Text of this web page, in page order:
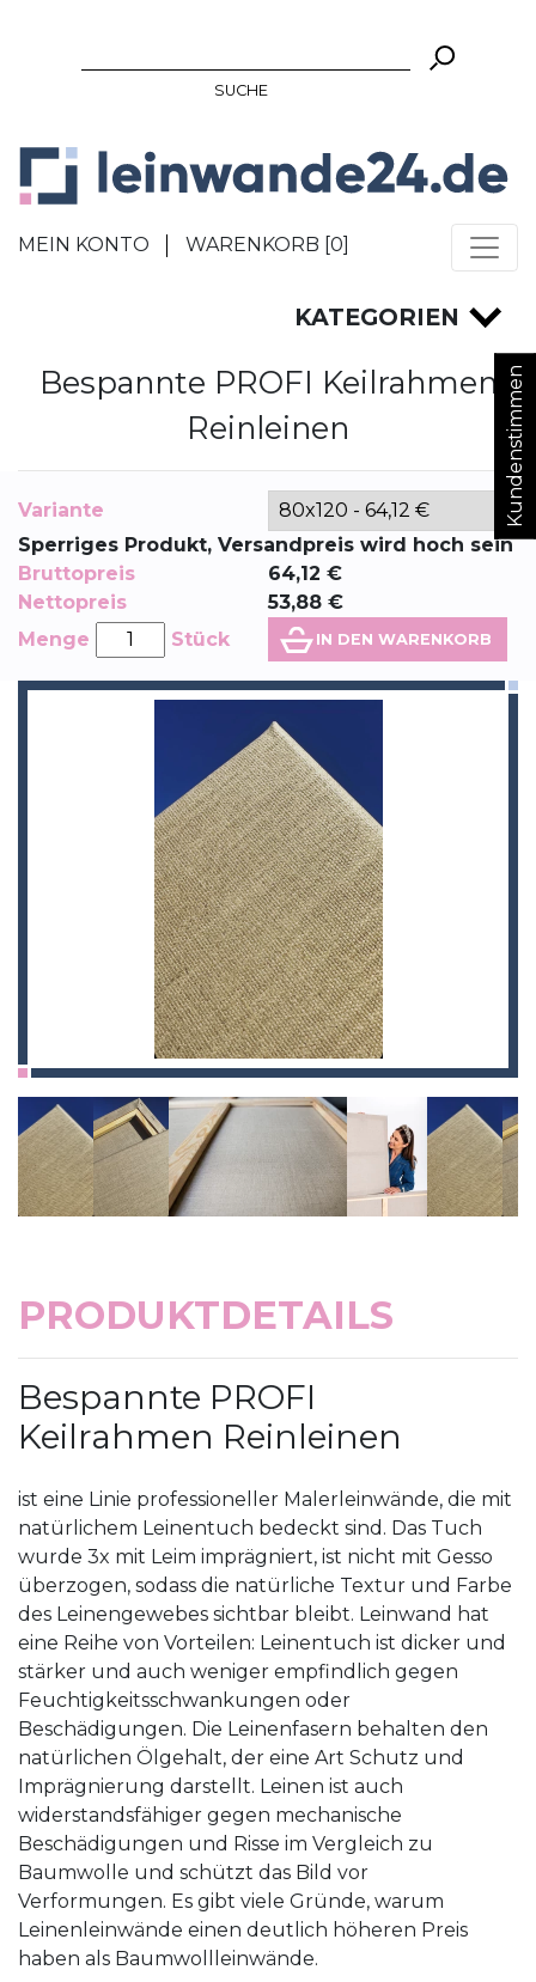
SUCHE
MEIN KONTO WARENKORB [0]
Kundenstimmen
KATEGORIEN
Bespannte PROFI Keilrahmen
Reinleinen
Variante
Sperriges Produkt, Versandpreis wird hoch sein
Bruttopreis
64,12 €
Nettopreis
53,88 €
Menge
Stück IN DEN WARENKORB
PRODUKTDETAILS
Bespannte PROFI
Keilrahmen Reinleinen
ist eine Linie professioneller Malerleinwände, die mit
natürlichem Leinentuch bedeckt sind. Das Tuch
wurde 3x mit Leim imprägniert, ist nicht mit Gesso
überzogen, sodass die natürliche Textur und Farbe
des Leinengewebes sichtbar bleibt. Leinwand hat
eine Reihe von Vorteilen: Leinentuch ist dicker und
stärker und auch weniger empfindlich gegen
Feuchtigkeitsschwankungen oder
Beschädigungen. Die Leinenfasern behalten den
natürlichen Ölgehalt, der eine Art Schutz und
Imprägnierung darstellt. Leinen ist auch
widerstandsfähiger gegen mechanische
Beschädigungen und Risse im Vergleich zu
Baumwolle und schützt das Bild vor
Verformungen. Es gibt viele Gründe, warum
Leinenleinwände einen deutlich höheren Preis
haben als Baumwollleinwände.